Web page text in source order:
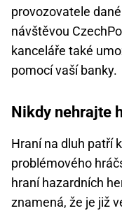
provozovatele
návštěvou
kanceláře také
pomocí vaší banky.
Nikdy nehrajte
Hraní na dluh patří
problémového
hraní hazardních
znamená, že je již